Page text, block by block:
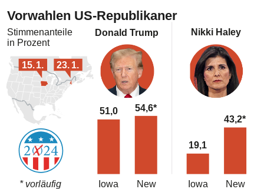
Donald Trump
51,0 54,6*
Iowa
* vorläufig
23. 1.
15.1.
Iowa
New New
Nikki Haley
19,1
43,2*
Stimmenanteile
in Prozent
Vorwahlen US-Republikaner